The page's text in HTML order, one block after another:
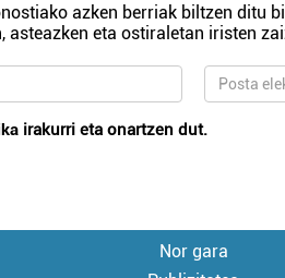
azken berriak biltzen ditu
asteazken eta ostiraletan iristen
irakurri eta onartzen dut.
Nor gara